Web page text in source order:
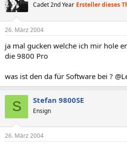
Cadet 2nd Year Ersteller dieses
26. März 2004
ja mal gucken welche ich mir hole
die 9800 Pro
was ist den da für Software bei ?
S Stefan 9800SE
Ensign
26. März 2004